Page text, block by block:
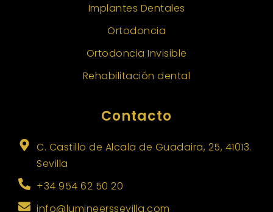
Implantes Dentales
Ortodoncia
Ortodoncia Invisible
Rehabilitación dental
Contacto
C. Castillo de Alcala de Guadaira, 25, 41013.
Sevilla
+34 954 62 50 20
info@lumineerssevilla.com